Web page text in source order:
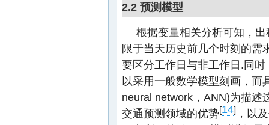
2.2 预测模型
根据变量相关分析可知，
限于当天历史前几个时刻的需
要区分工作日与非工作日.同
以采用一般数学模型刻画，而
neural network，ANN)为描述
交通预测领域的优势[14] ，以